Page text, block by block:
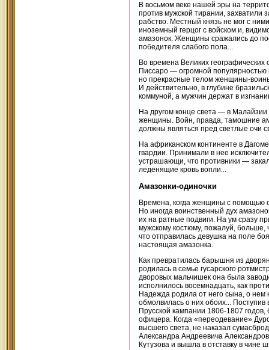
В восьмом веке нашей эры на
против мужской тирании, захватили
рабство. Местный князь не мог с
иноземный герцог с войском и,
амазонок. Женщины сражались до
победителя слабого пола...
Во времена Великих
Писсаро — огромной популярностью
но прекрасные телом женщины-
И действительно, в глубине
коммуной, а мужчин держат в
На другом конце света — в
женщины. Войн, правда, тамошние
должны являться пред светлые очи
На африканском континенте в
гвардии. Принимали в нее
устрашающи, что противники —
леденящие кровь вопли...
Амазонки-одиночки
Времена, когда женщины с помощью
Но иногда воинственный дух
их на ратные подвиги. На ум сразу
мужскому костюму, пожалуй,
что отправилась девушка на поле
настоящая амазонка.
Как превратилась барышня из
родилась в семье гусарского
дворовых мальчишек она была
исполнилось восемнадцать, как
Надежда родила от него сына, о нем
обмолвилась о них обоих...
Прусской кампании 1806-1807 годов,
офицера. Когда «переодевание»
высшего света, не наказал
Александра Андреевича
Кутузова и вышла в отставку в чине